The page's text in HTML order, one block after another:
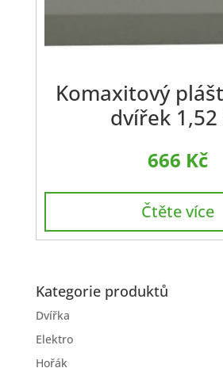
Komaxitový
dvířek 1,52
666 Kč
Čtěte více
Kategorie produktů
Dvířka
Elektro
Hořák